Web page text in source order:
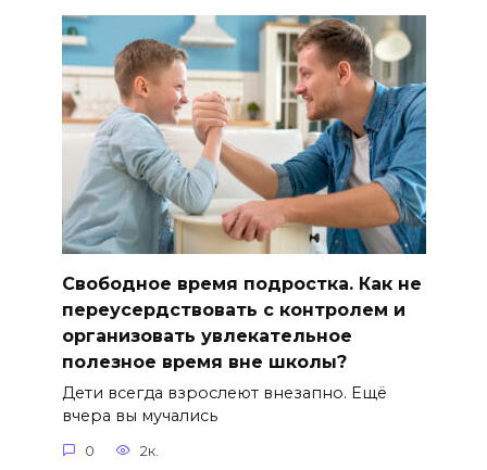
Свободное время подростка. Как не
переусердствовать с контролем и
организовать увлекательное
полезное время вне школы?
Дети всегда взрослеют внезапно. Ещё
вчера вы мучались
0 2к.